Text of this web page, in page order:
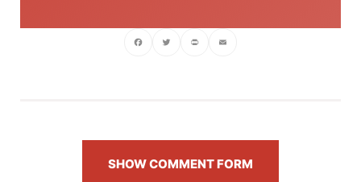
SHOW COMMENT FORM